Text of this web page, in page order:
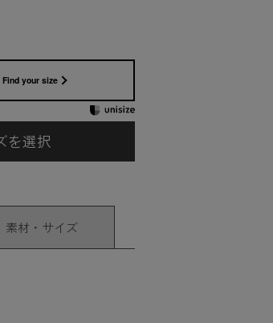
Find your size
を選択
素材・サイズ